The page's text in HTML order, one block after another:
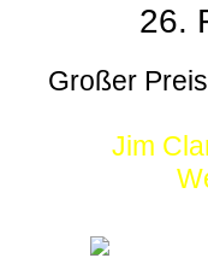
26.
Großer
Jim